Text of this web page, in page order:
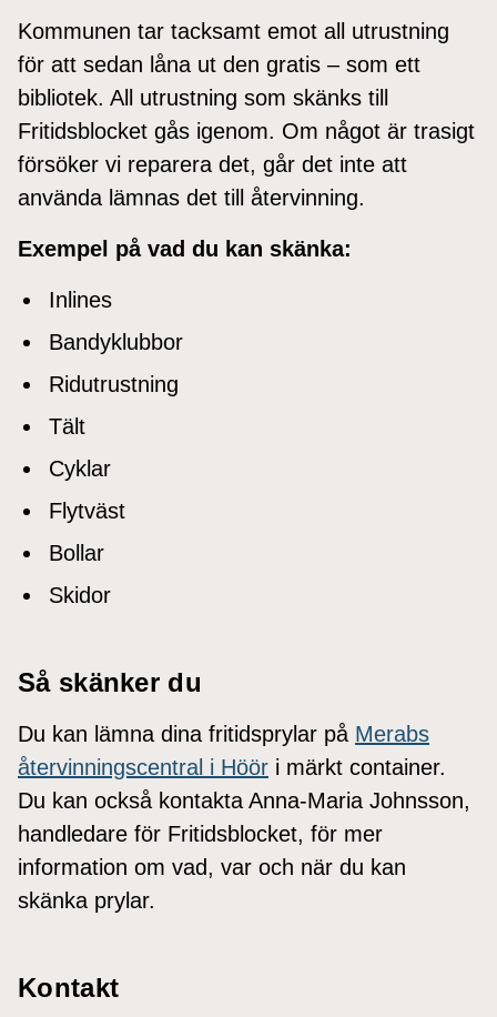
Kommunen tar tacksamt emot all utrustning
för att sedan låna ut den gratis – som ett
bibliotek. All utrustning som skänks till
Fritidsblocket gås igenom. Om något är trasigt
försöker vi reparera det, går det inte att
använda lämnas det till återvinning.
Exempel på vad du kan skänka:
Inlines
Bandyklubbor
Ridutrustning
Tält
Cyklar
Flytväst
Bollar
Skidor
Så skänker du
Du kan lämna dina fritidsprylar på Merabs
återvinningscentral i Höör i märkt container.
Du kan också kontakta Anna-Maria Johnsson,
handledare för Fritidsblocket, för mer
information om vad, var och när du kan
skänka prylar.
Kontakt